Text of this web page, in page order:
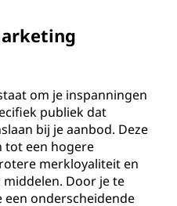
om je inspanningen
publiek dat
bij je aanbod. Deze
tot een hogere
merkloyaliteit en
Door je te
een onderscheidende